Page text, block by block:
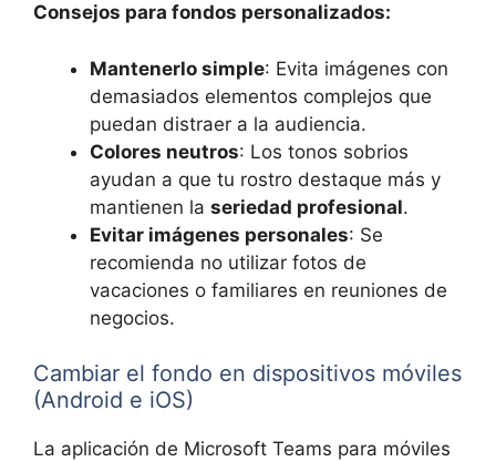
Consejos para fondos personalizados:
Mantenerlo simple: Evita imágenes con
demasiados elementos complejos que
puedan distraer a la audiencia.
Colores neutros: Los tonos sobrios
ayudan a que tu rostro destaque más y
mantienen la seriedad profesional.
Evitar imágenes personales: Se
recomienda no utilizar fotos de
vacaciones o familiares en reuniones de
negocios.
Cambiar el fondo en dispositivos móviles
(Android e iOS)
La aplicación de Microsoft Teams para móviles